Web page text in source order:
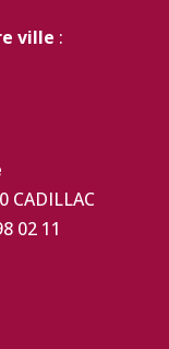
ville :
CADILLAC
02 11